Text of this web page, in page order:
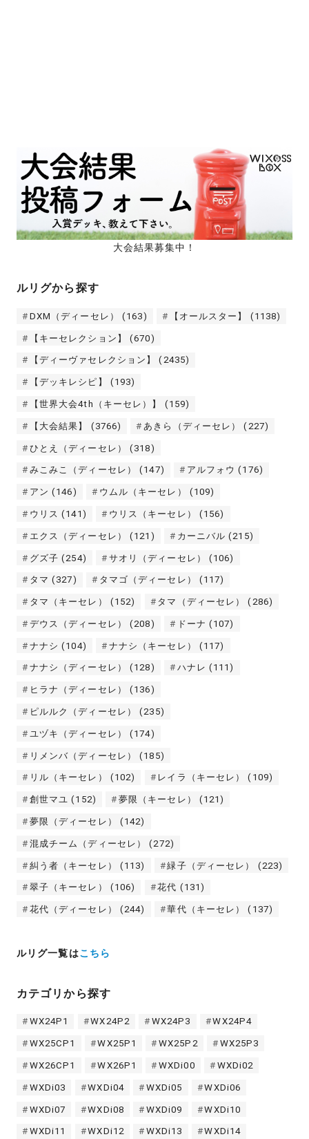
大会結果募集中！
ルリグから探す
DXM（ディーセレ） (163) 【オールスター】 (1138)
【キーセレクション】 (670)
【ディーヴァセレクション】 (2435)
【デッキレシピ】 (193)
【世界大会4th（キーセレ）】 (159)
【大会結果】 (3766) あきら（ディーセレ） (227)
ひとえ（ディーセレ） (318)
みこみこ（ディーセレ） (147) アルフォウ (176)
アン (146) ウムル（キーセレ） (109)
ウリス (141) ウリス（キーセレ） (156)
エクス（ディーセレ） (121) カーニバル (215)
グズ子 (254) サオリ（ディーセレ） (106)
タマ (327) タマゴ（ディーセレ） (117)
タマ（キーセレ） (152) タマ（ディーセレ） (286)
デウス（ディーセレ） (208) ドーナ (107)
ナナシ (104) ナナシ（キーセレ） (117)
ナナシ（ディーセレ） (128) ハナレ (111)
ヒラナ（ディーセレ） (136)
ピルルク（ディーセレ） (235)
ユヅキ（ディーセレ） (174)
リメンバ（ディーセレ） (185)
リル（キーセレ） (102) レイラ（キーセレ） (109)
創世マユ (152) 夢限（キーセレ） (121)
夢限（ディーセレ） (142)
混成チーム（ディーセレ） (272)
糾う者（キーセレ） (113) 緑子（ディーセレ） (223)
翠子（キーセレ） (106) 花代 (131)
花代（ディーセレ） (244) 華代（キーセレ） (137)
ルリグ一覧はこちら
カテゴリから探す
WX24P1 WX24P2 WX24P3 WX24P4
WX25CP1 WX25P1 WX25P2 WX25P3
WX26CP1 WX26P1 WXDi00 WXDi02
WXDi03 WXDi04 WXDi05 WXDi06
WXDi07 WXDi08 WXDi09 WXDi10
WXDi11 WXDi12 WXDi13 WXDi14